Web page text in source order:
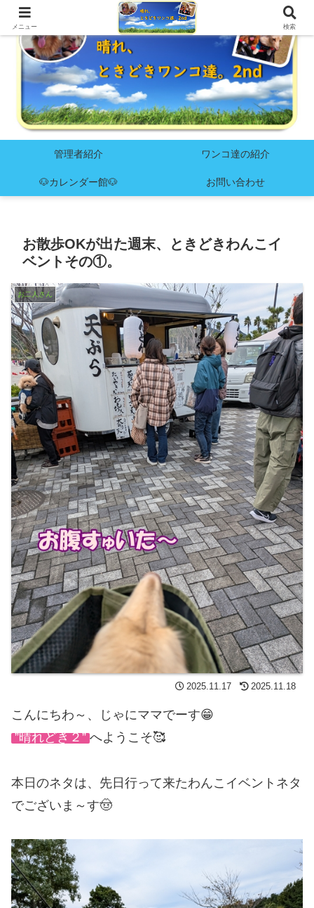
管理者紹介 ワンコ達の紹介
🐶カレンダー館🐶 お問い合わせ
お散歩OKが出た週末、ときどきわんこイ
ベントその①。
お二人さん
2025.11.17 2025.11.18
こんにちわ～、じゃにママでーす😁
”晴れどき２” へようこそ🥰
本日のネタは、先日行って来たわんこイベントネタ
でございま～す🤠
メニュー 検索